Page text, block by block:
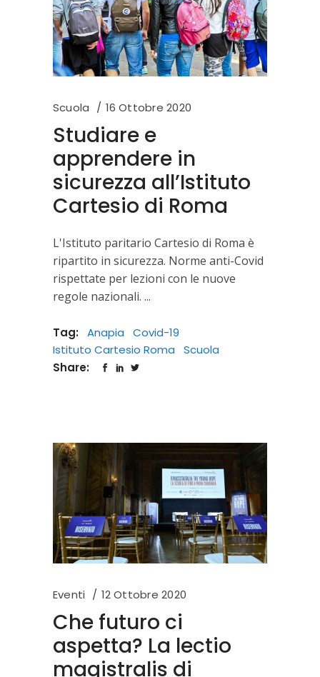
Scuola 16 Ottobre 2020
Studiare e
apprendere in
sicurezza all’Istituto
Cartesio di Roma
L'Istituto paritario Cartesio di Roma è
ripartito in sicurezza. Norme anti-Covid
rispettate per lezioni con le nuove
regole nazionali.
Tag: Anapia
Covid-19
Istituto Cartesio Roma
Scuola
Share:
Eventi 12 Ottobre 2020
Che futuro ci
aspetta? La lectio
magistralis di